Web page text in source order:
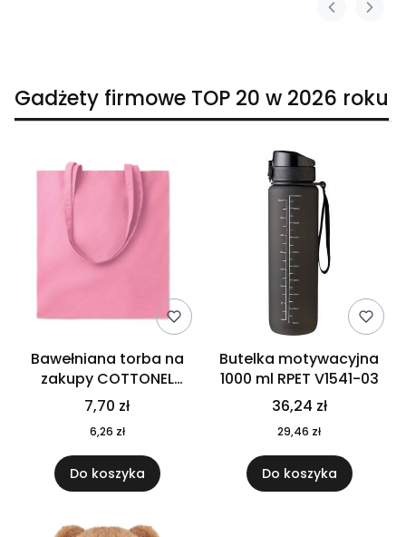
Gadżety firmowe TOP 20 w 2026 roku
Bawełniana torba na
zakupy COTTONEL
COLOUR++ MO9846-11
7,70 zł
6,26 zł
Do koszyka
Butelka motywacyjna
1000 ml RPET V1541-03
36,24 zł
29,46 zł
Do koszyka